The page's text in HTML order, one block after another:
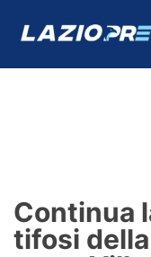
Formello
Continua
tifosi